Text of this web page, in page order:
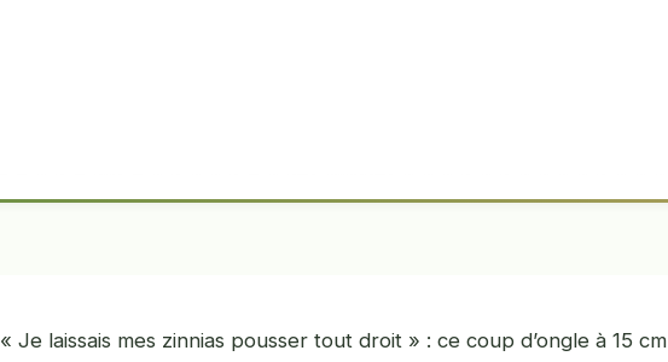
« Je laissais mes zinnias pousser tout droit » : ce coup d’ongle à 15 cm